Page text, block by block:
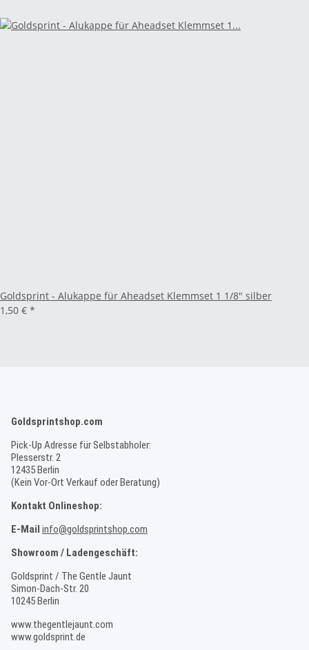
Goldsprint - Alukappe für Aheadset Klemmset 1 1/8" silber
1,50 € *
Goldsprintshop.com
Pick-Up Adresse für Selbstabholer:
Plesserstr. 2
12435 Berlin
(Kein Vor-Ort Verkauf oder Beratung)
Kontakt Onlineshop:
E-Mail info@goldsprintshop.com
Showroom / Ladengeschäft:
Goldsprint / The Gentle Jaunt
Simon-Dach-Str. 20
10245 Berlin
www.thegentlejaunt.com
www.goldsprint.de